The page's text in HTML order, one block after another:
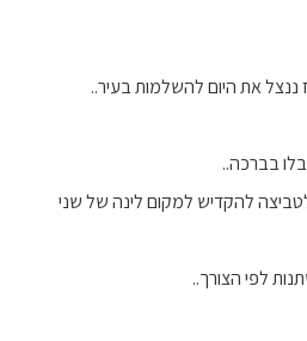
בברכה..
להקדיש למקום לינה של שני
לפי הצורך..